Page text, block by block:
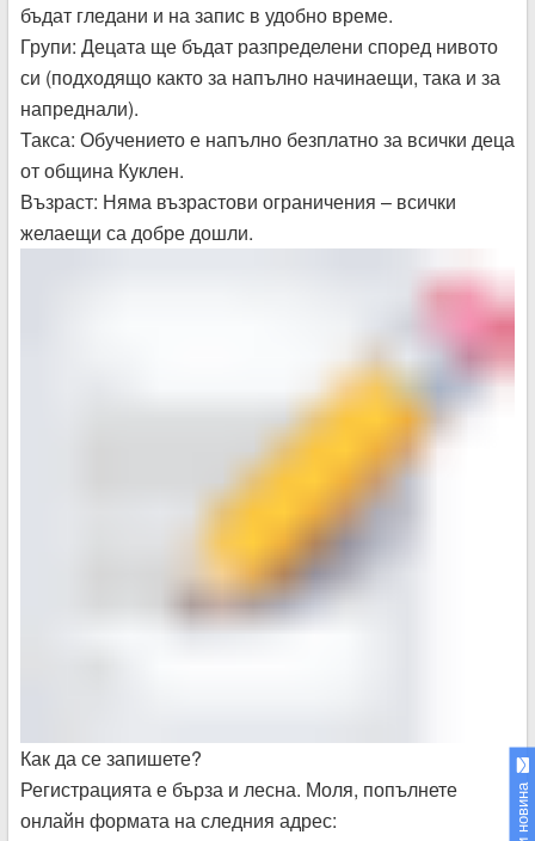
бъдат гледани и на запис в удобно време.
Групи: Децата ще бъдат разпределени според нивото
си (подходящо както за напълно начинаещи, така и за
напреднали).
Такса: Обучението е напълно безплатно за всички деца
от община Куклен.
Възраст: Няма възрастови ограничения – всички
желаещи са добре дошли.
Как да се запишете?
Регистрацията е бърза и лесна. Моля, попълнете
онлайн формата на следния адрес: